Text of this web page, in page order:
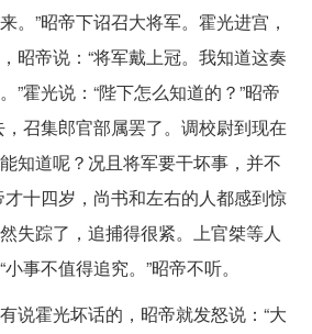
。”昭帝下诏召大将军。霍光进宫，
昭帝说：“将军戴上冠。我知道这奏
”霍光说：“陛下怎么知道的？”昭帝
召集郎官部属罢了。调校尉到现在
知道呢？况且将军要干坏事，并不
才十四岁，尚书和左右的人都感到惊
失踪了，追捕得很紧。上官桀等人
事不值得追究。”昭帝不听。
说霍光坏话的，昭帝就发怒说：“大